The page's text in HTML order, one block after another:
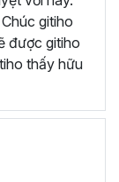
các bài tập
trên các
đa đến tính
thủ thuật
muốn tỏa
cao thông
gitiho
được gitiho
thấy hữu